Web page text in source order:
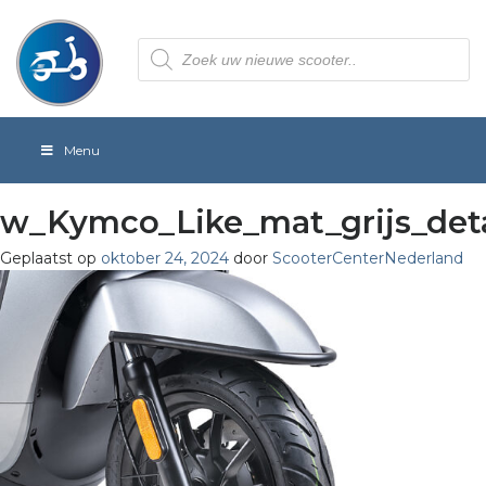
Producten
zoeken
Menu
Geplaatst op oktober 24, 2024 door ScooterCenterNederland